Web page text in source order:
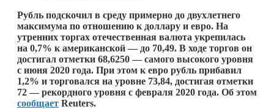
Рубль подскочил в среду примерно до двухлетнего
максимума по отношению к доллару и евро. На
утренних торгах отечественная валюта укрепилась
на 0,7% к американской — до 70,49. В ходе торгов он
достигал отметки 68,6250 — самого высокого уровня
с июня 2020 года. При этом к евро рубль прибавил
1,2% и торговался на уровне 73,84, достигая отметки
72 — рекордного уровня с февраля 2020 года. Об этом
сообщает Reuters.